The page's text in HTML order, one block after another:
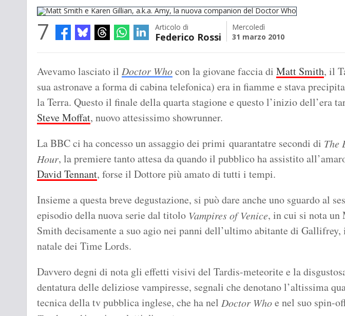
7 Articolo di
Federico Rossi
Mercoledì
31 marzo 2010
Avevamo lasciato il Doctor Whocon la giovane faccia di Matt Smith, il
sua astronave a forma di cabina telefonica) era in fiamme e stava
la Terra. Questo il finale della quarta stagione e questo l’inizio dell’era
Steve Moffat, nuovo attesissimo showrunner.
La BBC ci ha concesso un assaggio dei primi quarantatre secondi di The
Hour, la premiere tanto attesa da quando il pubblico ha assistito
David Tennant, forse il Dottore più amato di tutti i tempi.
Insieme a questa breve degustazione, si può dare anche uno sguardo al
episodio della nuova serie dal titolo Vampires of Venice, in cui si nota un
Smith decisamente a suo agio nei panni dell’ultimo abitante di Gallifrey,
natale dei Time Lords.
Davvero degni di nota gli effetti visivi del Tardis-meteorite e la
dentatura delle deliziose vampiresse, segnali che denotano l’altissima
tecnica della tv pubblica inglese, che ha nel Doctor Whoe nel suo spin-